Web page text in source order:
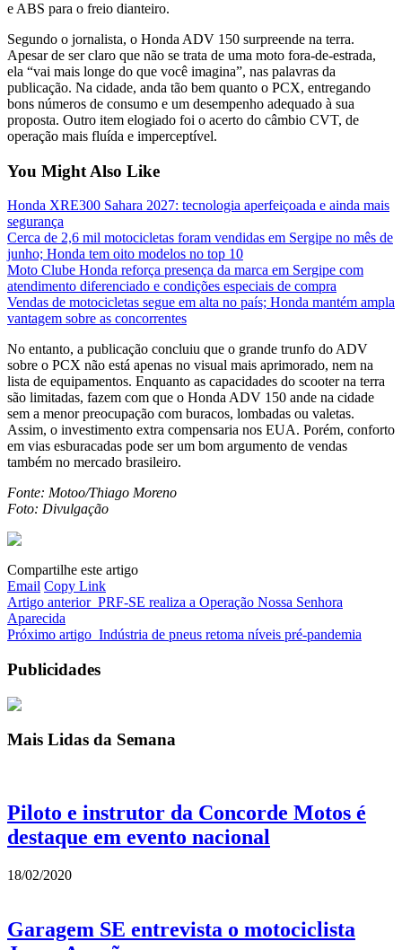
e ABS para o freio dianteiro.
Segundo o jornalista, o Honda ADV 150 surpreende na terra.
Apesar de ser claro que não se trata de uma moto fora-de-estrada,
ela “vai mais longe do que você imagina”, nas palavras da
publicação. Na cidade, anda tão bem quanto o PCX, entregando
bons números de consumo e um desempenho adequado à sua
proposta. Outro item elogiado foi o acerto do câmbio CVT, de
operação mais fluída e imperceptível.
You Might Also Like
Honda XRE300 Sahara 2027: tecnologia aperfeiçoada e ainda mais
segurança
Cerca de 2,6 mil motocicletas foram vendidas em Sergipe no mês de
junho; Honda tem oito modelos no top 10
Moto Clube Honda reforça presença da marca em Sergipe com
atendimento diferenciado e condições especiais de compra
Vendas de motocicletas segue em alta no país; Honda mantém ampla
vantagem sobre as concorrentes
No entanto, a publicação concluiu que o grande trunfo do ADV
sobre o PCX não está apenas no visual mais aprimorado, nem na
lista de equipamentos. Enquanto as capacidades do scooter na terra
são limitadas, fazem com que o Honda ADV 150 ande na cidade
sem a menor preocupação com buracos, lombadas ou valetas.
Assim, o investimento extra compensaria nos EUA. Porém, conforto
em vias esburacadas pode ser um bom argumento de vendas
também no mercado brasileiro.
Fonte: Motoo/Thiago Moreno
Foto: Divulgação
Compartilhe este artigo
Email Copy Link
Artigo anterior PRF-SE realiza a Operação Nossa Senhora
Aparecida
Próximo artigo Indústria de pneus retoma níveis pré-pandemia
Publicidades
Mais Lidas da Semana
Piloto e instrutor da Concorde Motos é
destaque em evento nacional
18/02/2020
Garagem SE entrevista o motociclista